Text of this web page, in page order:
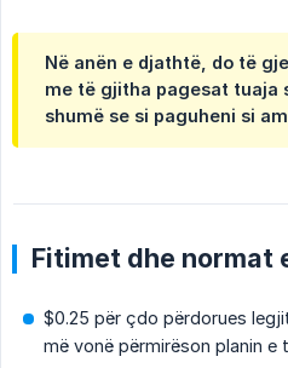
Në anën e djathtë, do të
me të gjitha pagesat tuaja
shumë se si paguheni si
Fitimet dhe normat
$0.25 për çdo përdorues
më vonë përmirëson planin e